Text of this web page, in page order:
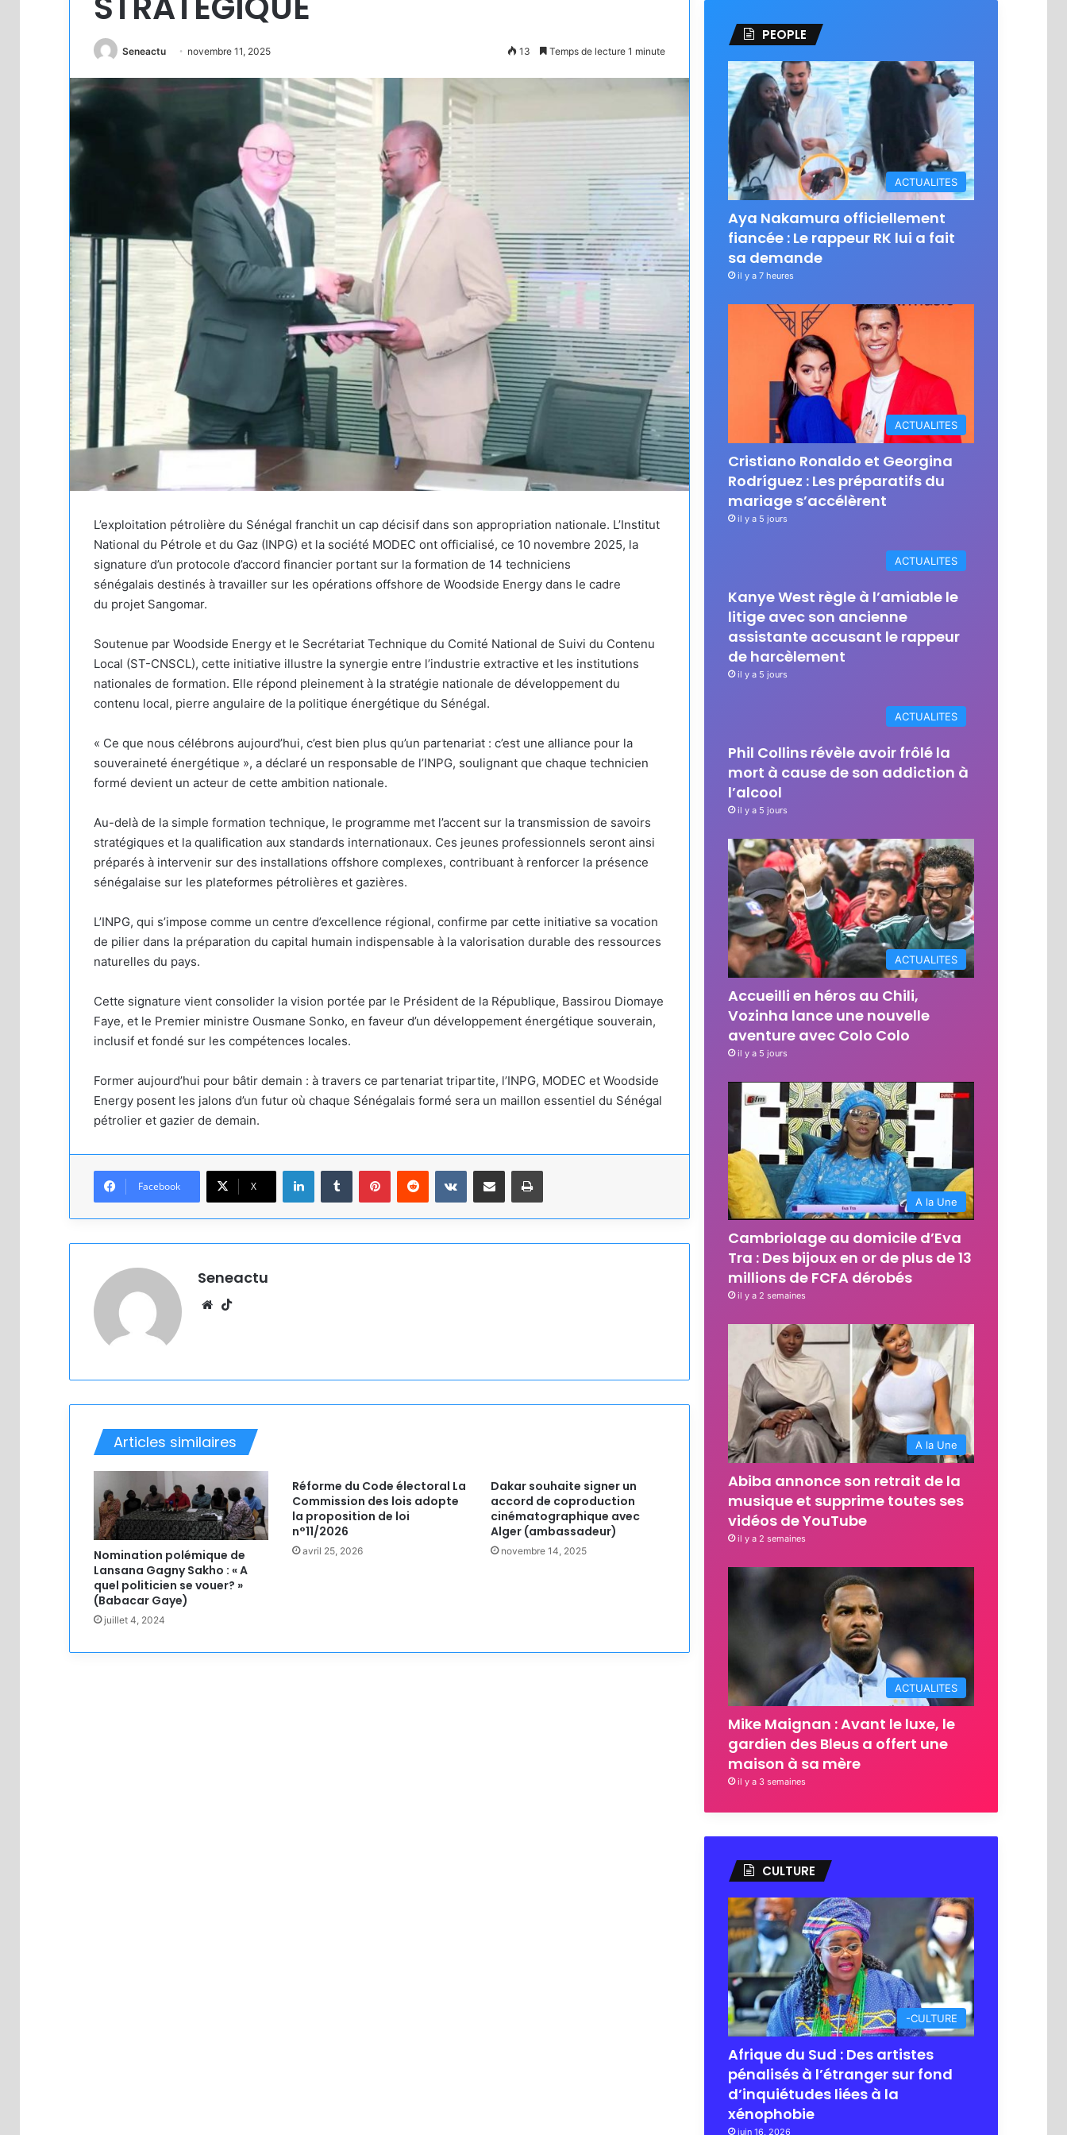
Seneactu novembre 11, 2025 13 Temps de lecture 1 minute
L’exploitation pétrolière du Sénégal franchit un cap décisif dans son appropriation nationale. L’Institut
National du Pétrole et du Gaz (INPG) et la société MODEC ont officialisé, ce 10 novembre 2025, la
signature d’un protocole d’accord financier portant sur la formation de 14 techniciens
sénégalais destinés à travailler sur les opérations offshore de Woodside Energy dans le cadre
du projet Sangomar.
Soutenue par Woodside Energy et le Secrétariat Technique du Comité National de Suivi du Contenu
Local (ST-CNSCL), cette initiative illustre la synergie entre l’industrie extractive et les institutions
nationales de formation. Elle répond pleinement à la stratégie nationale de développement du
contenu local, pierre angulaire de la politique énergétique du Sénégal.
« Ce que nous célébrons aujourd’hui, c’est bien plus qu’un partenariat : c’est une alliance pour la
souveraineté énergétique », a déclaré un responsable de l’INPG, soulignant que chaque technicien
formé devient un acteur de cette ambition nationale.
Au-delà de la simple formation technique, le programme met l’accent sur la transmission de savoirs
stratégiques et la qualification aux standards internationaux. Ces jeunes professionnels seront ainsi
préparés à intervenir sur des installations offshore complexes, contribuant à renforcer la présence
sénégalaise sur les plateformes pétrolières et gazières.
L’INPG, qui s’impose comme un centre d’excellence régional, confirme par cette initiative sa vocation
de pilier dans la préparation du capital humain indispensable à la valorisation durable des ressources
naturelles du pays.
Cette signature vient consolider la vision portée par le Président de la République, Bassirou Diomaye
Faye, et le Premier ministre Ousmane Sonko, en faveur d’un développement énergétique souverain,
inclusif et fondé sur les compétences locales.
Former aujourd’hui pour bâtir demain : à travers ce partenariat tripartite, l’INPG, MODEC et Woodside
Energy posent les jalons d’un futur où chaque Sénégalais formé sera un maillon essentiel du Sénégal
pétrolier et gazier de demain.
Facebook X
LinkedinTumblr PinterestReddit VKontaktePartager par email Imprimer
Seneactu
Website
Articles similaires
Nomination polémique de
Lansana Gagny Sakho : « A
quel politicien se vouer? »
(Babacar Gaye)
juillet 4, 2024
Réforme du Code électoral La
Commission des lois adopte
la proposition de loi
n°11/2026
avril 25, 2026
Dakar souhaite signer un
accord de coproduction
cinématographique avec
Alger (ambassadeur)
novembre 14, 2025
PEOPLE
ACTUALITES
Aya Nakamura officiellement
fiancée : Le rappeur RK lui a fait
sa demande
il y a 7 heures
ACTUALITES
Cristiano Ronaldo et Georgina
Rodríguez : Les préparatifs du
mariage s’accélèrent
il y a 5 jours
ACTUALITES
Kanye West règle à l’amiable le
litige avec son ancienne
assistante accusant le rappeur
de harcèlement
il y a 5 jours
ACTUALITES
Phil Collins révèle avoir frôlé la
mort à cause de son addiction à
l’alcool
il y a 5 jours
ACTUALITES
Accueilli en héros au Chili,
Vozinha lance une nouvelle
aventure avec Colo Colo
il y a 5 jours
A la Une
Cambriolage au domicile d’Eva
Tra : Des bijoux en or de plus de 13
millions de FCFA dérobés
il y a 2 semaines
A la Une
Abiba annonce son retrait de la
musique et supprime toutes ses
vidéos de YouTube
il y a 2 semaines
ACTUALITES
Mike Maignan : Avant le luxe, le
gardien des Bleus a offert une
maison à sa mère
il y a 3 semaines
CULTURE
-CULTURE
Afrique du Sud : Des artistes
pénalisés à l’étranger sur fond
d’inquiétudes liées à la
xénophobie
juin 16, 2026